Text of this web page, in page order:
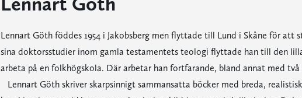
Lennart Göth föddes 1954 i Jakobsberg men flyttade till Lund i Skåne för
sina doktorsstudier inom gamla testamentets teologi flyttade han till den
arbeta på en folkhögskola. Där arbetar han fortfarande, bland annat med två
Lennart Göth skriver skarpsinnigt sammansatta böcker med breda,